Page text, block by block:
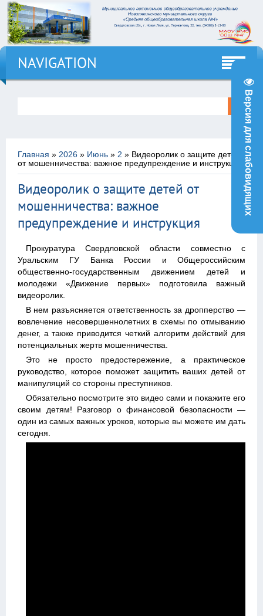
Версия для слабовидящих
NAVIGATION
Главная » 2026 » Июнь » 2 » Видеоролик о защите детей
от мошенничества: важное предупреждение и инструкция
Видеоролик о защите детей от
мошенничества: важное
предупреждение и инструкция
Прокуратура Свердловской области совместно с
Уральским ГУ Банка России и Общероссийским
общественно-государственным движением детей и
молодежи «Движение первых» подготовила важный
видеоролик.
В нем разъясняется ответственность за дропперство —
вовлечение несовершеннолетних в схемы по отмыванию
денег, а также приводится четкий алгоритм действий для
потенциальных жертв мошенничества.
Это не просто предостережение, а практическое
руководство, которое поможет защитить ваших детей от
манипуляций со стороны преступников.
Обязательно посмотрите это видео сами и покажите его
своим детям! Разговор о финансовой безопасности —
один из самых важных уроков, которые вы можете им дать
сегодня.